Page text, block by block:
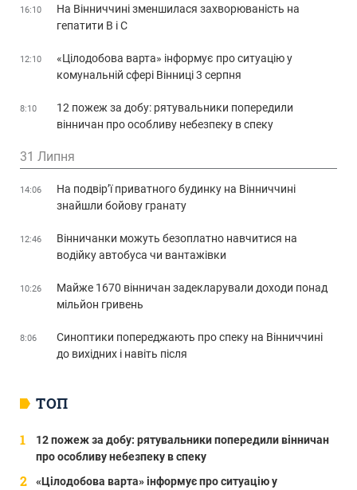
ТОП
12 пожеж за добу: рятувальники попередили вінничан
про особливу небезпеку в спеку
«Цілодобова варта» інформує про ситуацію у
16:10
На Вінниччині зменшилася захворюваність на
гепатити В і С
12:10
«Цілодобова варта» інформує про ситуацію у
комунальній сфері Вінниці 3 серпня
8:10
12 пожеж за добу: рятувальники попередили
вінничан про особливу небезпеку в спеку
31 Липня
14:06
На подвір’ї приватного будинку на Вінниччині
знайшли бойову гранату
12:46
Вінничанки можуть безоплатно навчитися на
водійку автобуса чи вантажівки
10:26
Майже 1670 вінничан задекларували доходи понад
мільйон гривень
8:06
Синоптики попереджають про спеку на Вінниччині
до вихідних і навіть після